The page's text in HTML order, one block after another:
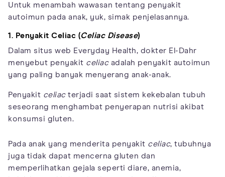
Untuk menambah wawasan tentang penyakit
autoimun pada anak, yuk, simak penjelasannya.
1. Penyakit Celiac (Celiac Disease)
Dalam situs web Everyday Health, dokter El-Dahr
menyebut penyakit celiacadalah penyakit autoimun
yang paling banyak menyerang anak-anak.
Penyakit celiacterjadi saat sistem kekebalan tubuh
seseorang menghambat penyerapan nutrisi akibat
konsumsi gluten.
Pada anak yang menderita penyakit celiac, tubuhnya
juga tidak dapat mencerna gluten dan
memperlihatkan gejala seperti diare, anemia,